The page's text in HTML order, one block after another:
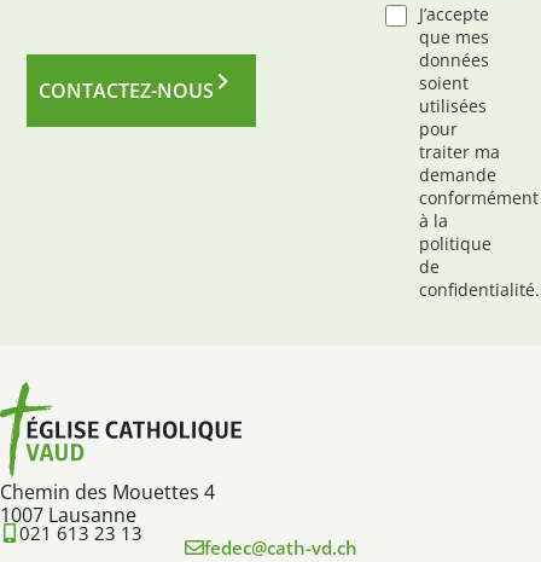
CONTACTEZ-NOUS
J’accepte
que mes
données
soient
utilisées
pour
traiter ma
demande
conformément
à la
politique
de
confidentialité.
Chemin des Mouettes 4
1007 Lausanne
021 613 23 13
fedec@cath-vd.ch